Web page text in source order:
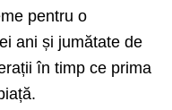
pentru o
ani și jumătate de
în timp ce prima